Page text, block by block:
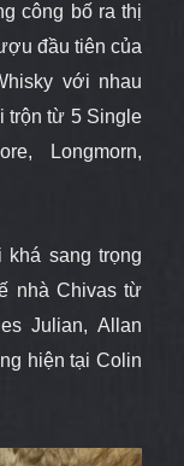
công bố ra thị
đầu tiên của
với nhau
trộn từ 5 Single
Longmorn,
sang trọng
nhà Chivas từ
Julian, Allan
hiện tại Colin